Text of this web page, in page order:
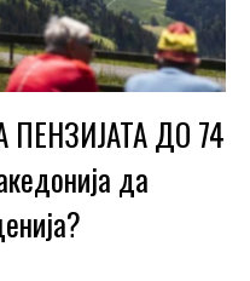
ПЕНЗИЈАТА ДО 74
да